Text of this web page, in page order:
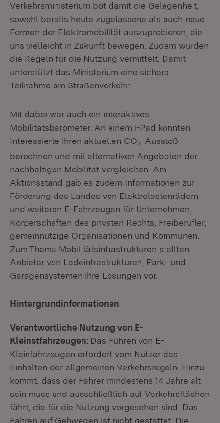
Verkehrsministerium bot damit die Gelegenheit,
sowohl bereits heute zugelassene als auch neue
Formen der Elektromobilität auszuprobieren, die
uns vielleicht in Zukunft bewegen. Zudem wurden
die Regeln für die Nutzung vermittelt. Damit
unterstützt das Ministerium eine sichere
Teilnahme am Straßenverkehr.
Mit dabei war auch ein interaktives
Mobilitätsbarometer: An einem i-Pad konnten
Interessierte ihren aktuellen CO2-Ausstoß
berechnen und mit alternativen Angeboten der
nachhaltigen Mobilität vergleichen. Am
Aktionsstand gab es zudem Informationen zur
Förderung des Landes von Elektrolastenrädern
und weiteren E-Fahrzeugen für Unternehmen,
Körperschaften des privaten Rechts, Freiberufler,
gemeinnützige Organisationen und Kommunen.
Zum Thema Mobilitätsinfrastrukturen stellten
Anbieter von Ladeinfrastrukturen, Park- und
Garagensystemen ihre Lösungen vor.
Hintergrundinformationen
Verantwortliche Nutzung von E-
Kleinstfahrzeugen: Das Führen von E-
Kleinfahrzeugen erfordert vom Nutzer das
Einhalten der allgemeinen Verkehrsregeln. Hinzu
kommt, dass der Fahrer mindestens 14 Jahre alt
sein muss und ausschließlich auf Verkehrsflächen
fährt, die für die Nutzung vorgesehen sind. Das
Fahren auf Gehwegen ist nicht gestattet. Die